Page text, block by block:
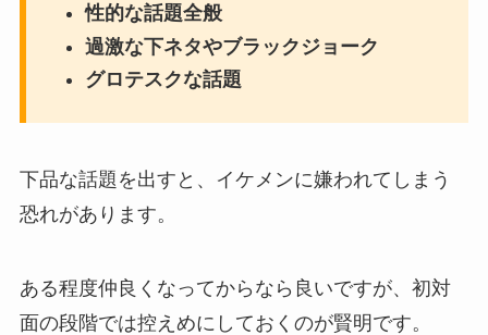
性的な話題全般
過激な下ネタやブラックジョーク
グロテスクな話題
下品な話題を出すと、イケメンに嫌われてしまう
恐れがあります。
ある程度仲良くなってからなら良いですが、初対
面の段階では控えめにしておくのが賢明です。